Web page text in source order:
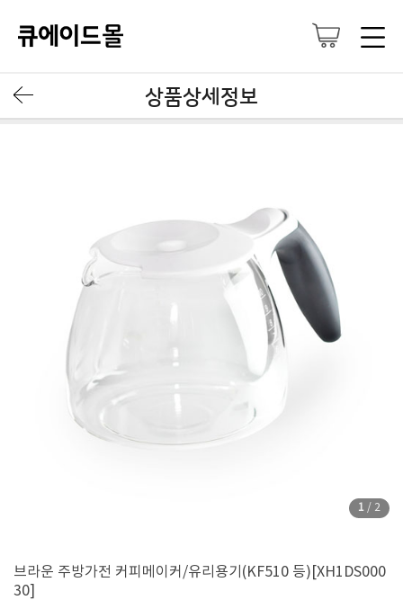
상품상세정보
1 / 2
브라운 주방가전 커피메이커/유리용기(KF510 등)[XH1DS000
30]